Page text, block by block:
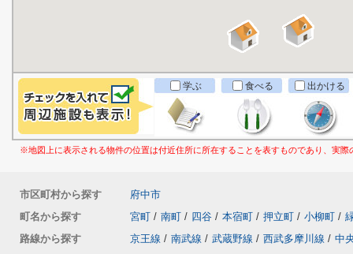
学ぶ 食べる 出かける
※地図上に表示される物件の位置は付近住所に所在することを表すものであり、実
市区町村から探す
府中市
町名から探す
宮町 / 南町 / 四谷 / 本宿町 / 押立町 / 小柳町 /
路線から探す
京王線 / 南武線 / 武蔵野線 / 西武多摩川線 / 中